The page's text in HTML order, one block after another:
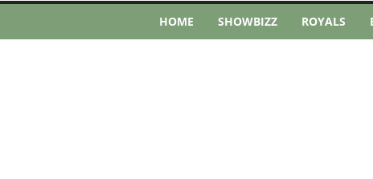
HOME SHOWBIZZ ROYALS